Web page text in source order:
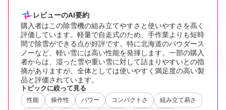
レビューのAI要約
購入者はこの除雪機の組み立てやすさと使いやすさを高く
評価しています。軽量で自走式のため、手作業よりも短時
間で除雪ができる点が好評です。特に北海道のパウダース
ノーなど、軽い雪には高い性能を発揮します。一部の購入
者からは、湿った雪や重い雪に対して詰まりやすいとの指
摘がありますが、全体としては使いやすく満足度の高い製
品と評価されています。
トピックに絞って見る
性能 操作性 パワー コンパクトさ 組み立て易さ